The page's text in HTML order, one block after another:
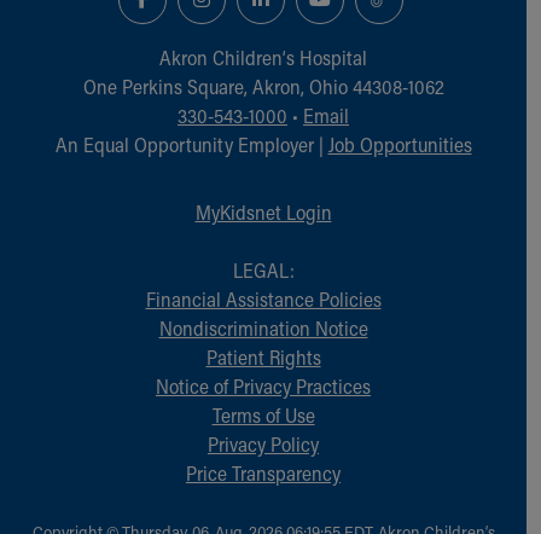
Akron Children‘s Hospital
One Perkins Square, Akron, Ohio 44308-1062
330-543-1000 • Email
An Equal Opportunity Employer | Job Opportunities
MyKidsnet Login
LEGAL:
Financial Assistance Policies
Nondiscrimination Notice
Patient Rights
Notice of Privacy Practices
Terms of Use
Privacy Policy
Price Transparency